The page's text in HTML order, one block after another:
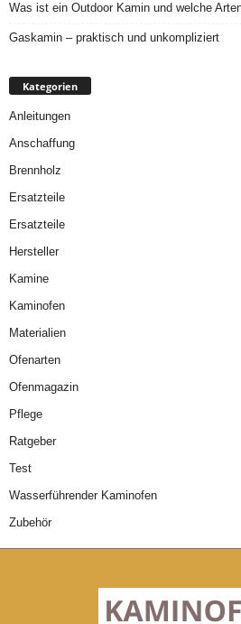
Was ist ein Outdoor Kamin und welche
Gaskamin – praktisch und unkompliziert
Kategorien
Anleitungen
Anschaffung
Brennholz
Ersatzteile
Ersatzteile
Hersteller
Kamine
Kaminofen
Materialien
Ofenarten
Ofenmagazin
Pflege
Ratgeber
Test
Wasserführender Kaminofen
Zubehör